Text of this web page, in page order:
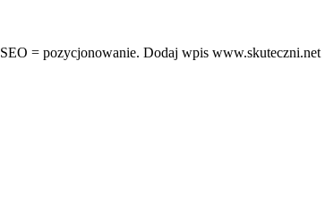
= pozycjonowanie. Dodaj wpis www.skuteczni.net